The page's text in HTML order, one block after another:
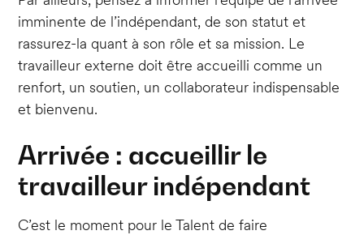
imminente de l’indépendant, de son statut et
rassurez-la quant à son rôle et sa mission. Le
travailleur externe doit être accueilli comme un
renfort, un soutien, un collaborateur indispensable
et bienvenu.
Arrivée : accueillir le
travailleur indépendant
C’est le moment pour le Talent de faire